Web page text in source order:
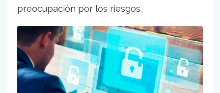
preocupación por los riesgos.